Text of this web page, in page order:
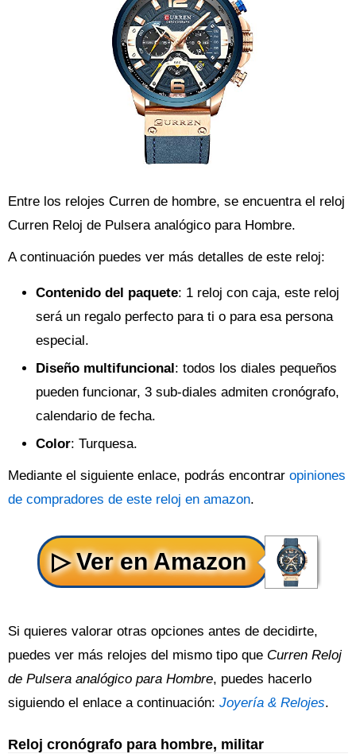
Entre los relojes Curren de hombre, se encuentra el reloj
Curren Reloj de Pulsera analógico para Hombre.
A continuación puedes ver más detalles de este reloj:
Contenido del paquete: 1 reloj con caja, este reloj
será un regalo perfecto para ti o para esa persona
especial.
Diseño multifuncional: todos los diales pequeños
pueden funcionar, 3 sub-diales admiten cronógrafo,
calendario de fecha.
Color: Turquesa.
Mediante el siguiente enlace, podrás encontrar opiniones
de compradores de este reloj en amazon.
Si quieres valorar otras opciones antes de decidirte,
puedes ver más relojes del mismo tipo que Curren Reloj
de Pulsera analógico para Hombre, puedes hacerlo
siguiendo el enlace a continuación: Joyería & Relojes.
Reloj cronógrafo para hombre, militar